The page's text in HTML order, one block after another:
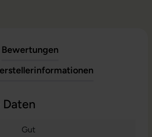
Bewertungen
Gut